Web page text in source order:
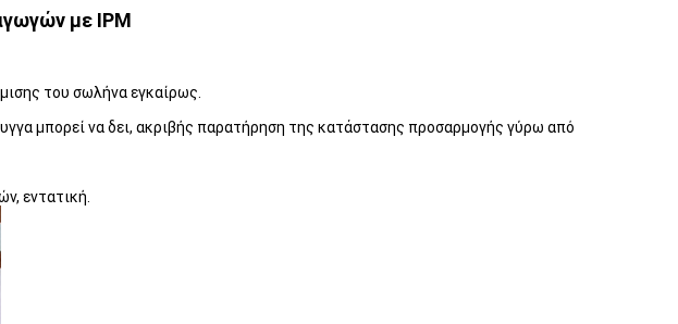
με IPM
του σωλήνα εγκαίρως.
μπορεί να δει, ακριβής παρατήρηση της κατάστασης προσαρμογής γύρω από
εντατική.